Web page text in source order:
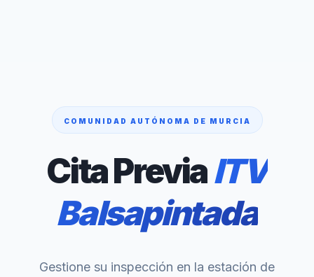
COMUNIDAD AUTÓNOMA DE MURCIA
Cita PreviaITV
Balsapintada
Gestione su inspección en la estación de